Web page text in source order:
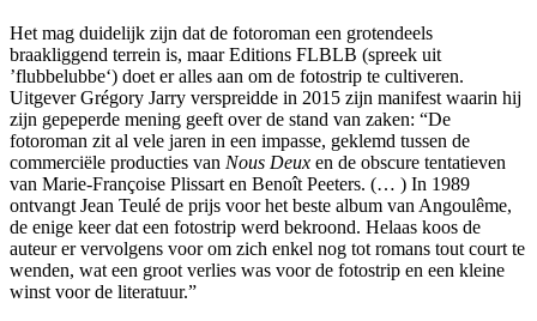
Het mag duidelijk zijn dat de fotoroman een grotendeels
braakliggend terrein is, maar Editions FLBLB (spreek uit
’flubbelubbe‘) doet er alles aan om de fotostrip te cultiveren.
Uitgever Grégory Jarry verspreidde in 2015 zijn manifest waarin hij
zijn gepeperde mening geeft over de stand van zaken: “De
fotoroman zit al vele jaren in een impasse, geklemd tussen de
commerciële producties van Nous Deux en de obscure tentatieven
van Marie-Françoise Plissart en Benoît Peeters. (… ) In 1989
ontvangt Jean Teulé de prijs voor het beste album van Angoulême,
de enige keer dat een fotostrip werd bekroond. Helaas koos de
auteur er vervolgens voor om zich enkel nog tot romans tout court te
wenden, wat een groot verlies was voor de fotostrip en een kleine
winst voor de literatuur.”